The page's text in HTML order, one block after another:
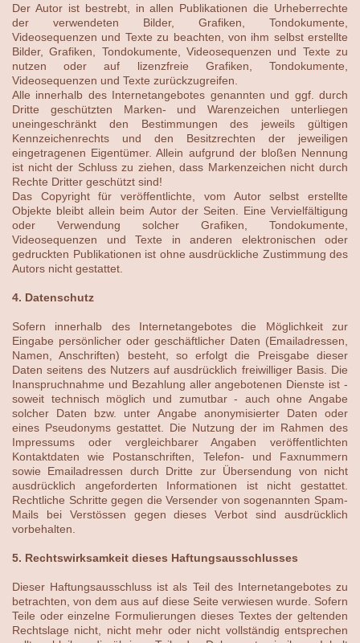
Der Autor ist bestrebt, in allen Publikationen die Urheberrechte
der verwendeten Bilder, Grafiken, Tondokumente,
Videosequenzen und Texte zu beachten, von ihm selbst erstellte
Bilder, Grafiken, Tondokumente, Videosequenzen und Texte zu
nutzen oder auf lizenzfreie Grafiken, Tondokumente,
Videosequenzen und Texte zurückzugreifen.
Alle innerhalb des Internetangebotes genannten und ggf. durch
Dritte geschützten Marken- und Warenzeichen unterliegen
uneingeschränkt den Bestimmungen des jeweils gültigen
Kennzeichenrechts und den Besitzrechten der jeweiligen
eingetragenen Eigentümer. Allein aufgrund der bloßen Nennung
ist nicht der Schluss zu ziehen, dass Markenzeichen nicht durch
Rechte Dritter geschützt sind!
Das Copyright für veröffentlichte, vom Autor selbst erstellte
Objekte bleibt allein beim Autor der Seiten. Eine Vervielfältigung
oder Verwendung solcher Grafiken, Tondokumente,
Videosequenzen und Texte in anderen elektronischen oder
gedruckten Publikationen ist ohne ausdrückliche Zustimmung des
Autors nicht gestattet.
4. Datenschutz
Sofern innerhalb des Internetangebotes die Möglichkeit zur
Eingabe persönlicher oder geschäftlicher Daten (Emailadressen,
Namen, Anschriften) besteht, so erfolgt die Preisgabe dieser
Daten seitens des Nutzers auf ausdrücklich freiwilliger Basis. Die
Inanspruchnahme und Bezahlung aller angebotenen Dienste ist -
soweit technisch möglich und zumutbar - auch ohne Angabe
solcher Daten bzw. unter Angabe anonymisierter Daten oder
eines Pseudonyms gestattet. Die Nutzung der im Rahmen des
Impressums oder vergleichbarer Angaben veröffentlichten
Kontaktdaten wie Postanschriften, Telefon- und Faxnummern
sowie Emailadressen durch Dritte zur Übersendung von nicht
ausdrücklich angeforderten Informationen ist nicht gestattet.
Rechtliche Schritte gegen die Versender von sogenannten Spam-
Mails bei Verstössen gegen dieses Verbot sind ausdrücklich
vorbehalten.
5. Rechtswirksamkeit dieses Haftungsausschlusses
Dieser Haftungsausschluss ist als Teil des Internetangebotes zu
betrachten, von dem aus auf diese Seite verwiesen wurde. Sofern
Teile oder einzelne Formulierungen dieses Textes der geltenden
Rechtslage nicht, nicht mehr oder nicht vollständig entsprechen